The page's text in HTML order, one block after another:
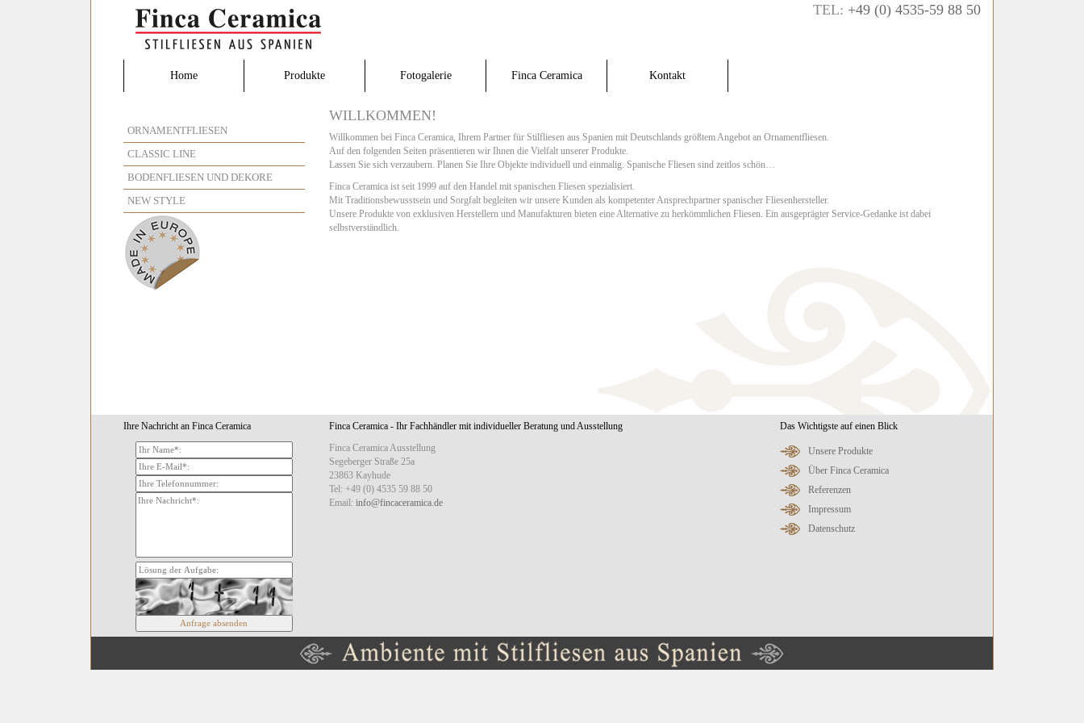
TEL: +49 (0) 4535-59 88 50
Home Produkte Fotogalerie Finca Ceramica Kontakt
ORNAMENTFLIESEN
CLASSIC LINE
BODENFLIESEN UND DEKORE
NEW STYLE
WILLKOMMEN!
Willkommen bei Finca Ceramica, Ihrem Partner für Stilfliesen aus Spanien mit Deutschlands größtem Angebot an Ornamentfliesen.
Auf den folgenden Seiten präsentieren wir Ihnen die Vielfalt unserer Produkte.
Lassen Sie sich verzaubern. Planen Sie Ihre Objekte individuell und einmalig. Spanische Fliesen sind zeitlos schön…
Finca Ceramica ist seit 1999 auf den Handel mit spanischen Fliesen spezialisiert.
Mit Traditionsbewusstsein und Sorgfalt begleiten wir unsere Kunden als kompetenter Ansprechpartner spanischer Fliesenhersteller.
Unsere Produkte von exklusiven Herstellern und Manufakturen bieten eine Alternative zu herkömmlichen Fliesen. Ein ausgeprägter Service-Gedanke ist dabei
selbstverständlich.
Ihre Nachricht an Finca Ceramica
Finca Ceramica - Ihr Fachhändler mit individueller Beratung und Ausstellung
Finca Ceramica Ausstellung
Segeberger Straße 25a
23863 Kayhude
Tel: +49 (0) 4535 59 88 50
Email: info@fincaceramica.de
Das Wichtigste auf einen Blick
Unsere Produkte
Über Finca Ceramica
Referenzen
Impressum
Datenschutz